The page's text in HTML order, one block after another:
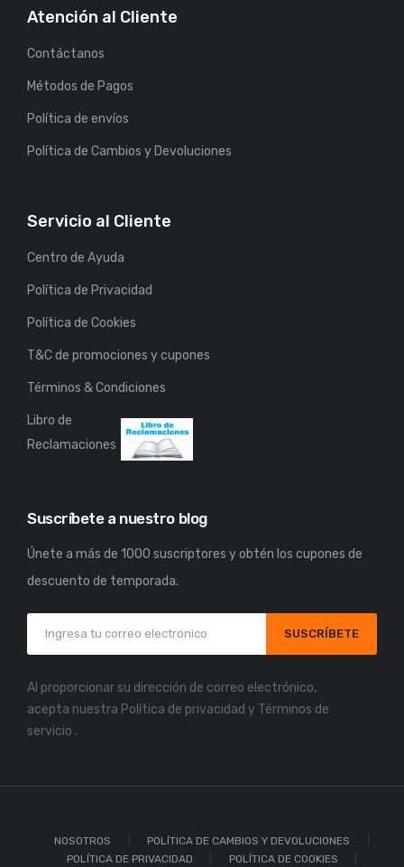
Atención al Cliente
Contáctanos
Métodos de Pagos
Política de envíos
Política de Cambios y Devoluciones
Servicio al Cliente
Centro de Ayuda
Política de Privacidad
Política de Cookies
T&C de promociones y cupones
Términos & Condiciones
Libro de
Reclamaciones
Suscríbete a nuestro blog
Únete a más de 1000 suscriptores y obtén los cupones de
descuento de temporada.
SUSCRÍBETE
Al proporcionar su dirección de correo electrónico,
acepta nuestra Política de privacidad y Términos de
servicio .
NOSOTROS
POLÍTICA DE CAMBIOS Y DEVOLUCIONES
POLÍTICA DE PRIVACIDAD
POLÍTICA DE COOKIES